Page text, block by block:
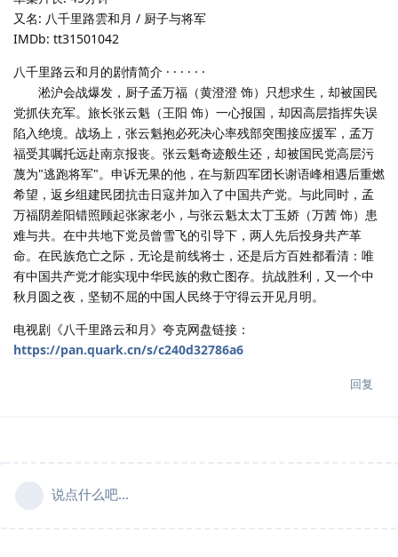
又名: 八千里路雲和月 / 厨子与将军
IMDb: tt31501042
八千里路云和月的剧情简介 · · · · · ·
淞沪会战爆发，厨子孟万福（黄澄澄 饰）只想求生，却被国民
党抓伕充军。旅长张云魁（王阳 饰）一心报国，却因高层指挥失误
陷入绝境。战场上，张云魁抱必死决心率残部突围接应援军，孟万
福受其嘱托远赴南京报丧。张云魁奇迹般生还，却被国民党高层污
蔑为"逃跑将军"。申诉无果的他，在与新四军团长谢语峰相遇后重燃
希望，返乡组建民团抗击日寇并加入了中国共产党。与此同时，孟
万福阴差阳错照顾起张家老小，与张云魁太太丁玉娇（万茜 饰）患
难与共。在中共地下党员曾雪飞的引导下，两人先后投身共产革
命。在民族危亡之际，无论是前线将士，还是后方百姓都看清：唯
有中国共产党才能实现中华民族的救亡图存。抗战胜利，又一个中
秋月圆之夜，坚韧不屈的中国人民终于守得云开见月明。
电视剧《八千里路云和月》夸克网盘链接：
https://pan.quark.cn/s/c240d32786a6
回复
说点什么吧...